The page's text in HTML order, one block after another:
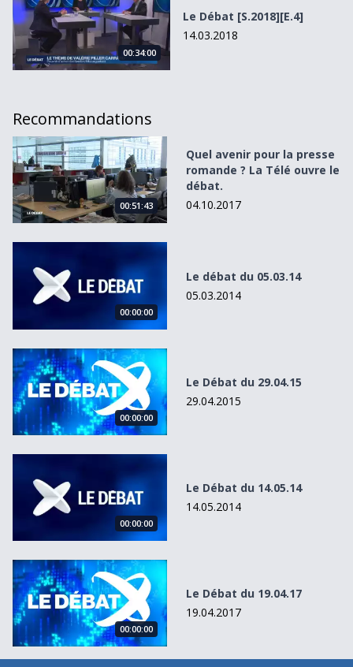
00:34:00
Le Débat [S.2018][E.4]
14.03.2018
Recommandations
Quel avenir pour la presse romande ? La Télé ouvre le
00:51:43
Quel avenir pour la presse
romande ? La Télé ouvre le
débat.
04.10.2017
00:00:00
Le débat du 05.03.14
05.03.2014
Le Débat du 29.04.15
00:00:00
Le Débat du 29.04.15
29.04.2015
00:00:00
Le Débat du 14.05.14
14.05.2014
Le Débat du 19.04.17
00:00:00
Le Débat du 19.04.17
19.04.2017